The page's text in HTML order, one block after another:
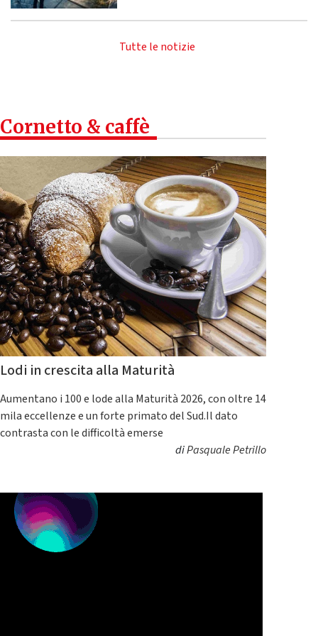
Tutte le notizie
Cornetto & caffè
Lodi in crescita alla Maturità
Aumentano i 100 e lode alla Maturità 2026, con oltre 14
mila eccellenze e un forte primato del Sud.Il dato
contrasta con le difficoltà emerse
diPasquale Petrillo